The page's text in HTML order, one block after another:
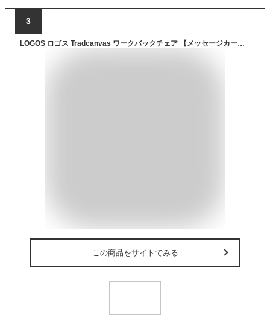
3
LOGOS ロゴス Tradcanvas ワークバックチェア 【メッセージカード対応】 アウトドアチェア テレワーク ガーデンチェア おしゃれ 折りたたみ バーベキュー キャンプ アウトドア用品 ベランダ アーム 【あす楽】
この商品をサイトでみる